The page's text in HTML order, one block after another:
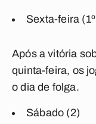
Sexta-feira
Após a vitória
quinta-feira, os
o dia de folga.
Sábado (2)